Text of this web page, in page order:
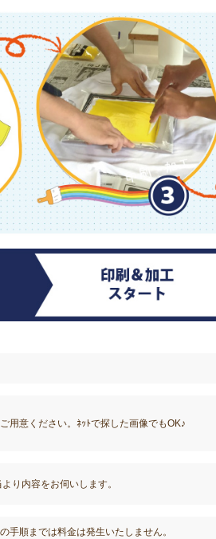
用意ください。ﾈｯﾄで探した画像でもOK♪
り内容をお伺いします。
手順までは料金は発生いたしません。